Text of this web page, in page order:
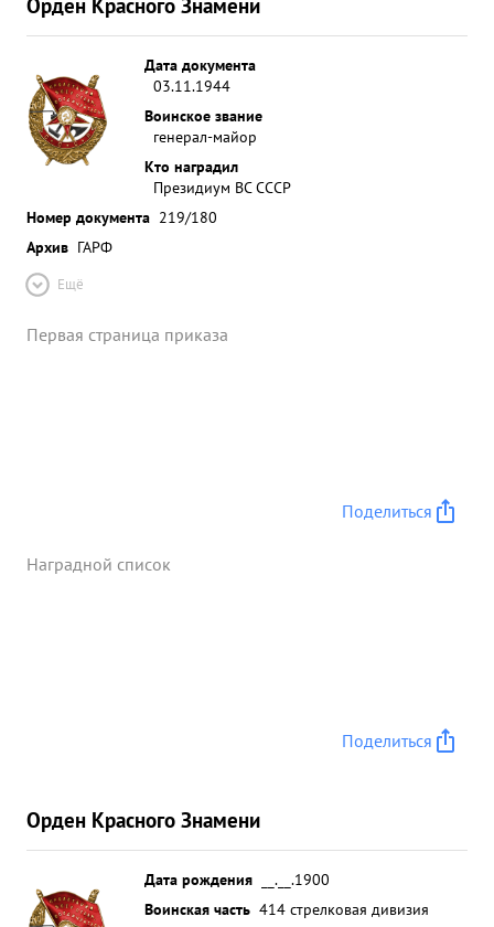
Дата документа
03.11.1944
Воинское звание
генерал-майор
Кто наградил
Президиум ВС СССР
Номер документа 219/180
Архив ГАРФ
Ещё
Первая страница приказа
Поделиться
Наградной список
Поделиться
Орден Красного Знамени
Дата рождения
__.__.1900
Воинская часть 414 стрелковая дивизия